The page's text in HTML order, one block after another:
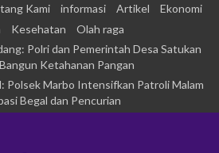
Kami informasi Artikel
Ekonomi
Kesehatan
Olah raga
Polri dan Pemerintah Desa Satukan
Ketahanan Pangan
Polsek Marbo Intensifkan Patroli Malam
Begal dan Pencurian